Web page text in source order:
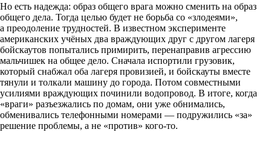
Но есть надежда: образ общего врага можно сменить на образ
общего дела. Тогда целью будет не борьба со «злодеями»,
а преодоление трудностей. В известном эксперименте
американских учёных два враждующих друг с другом лагеря
бойскаутов попытались примирить, перенаправив агрессию
мальчишек на общее дело. Сначала испортили грузовик,
который снабжал оба лагеря провизией, и бойскауты вместе
тянули и толкали машину до города. Потом совместными
усилиями враждующих починили водопровод. В итоге, когда
«враги» разъезжались по домам, они уже обнимались,
обменивались телефонными номерами — подружились «за»
решение проблемы, а не «против» кого-то.